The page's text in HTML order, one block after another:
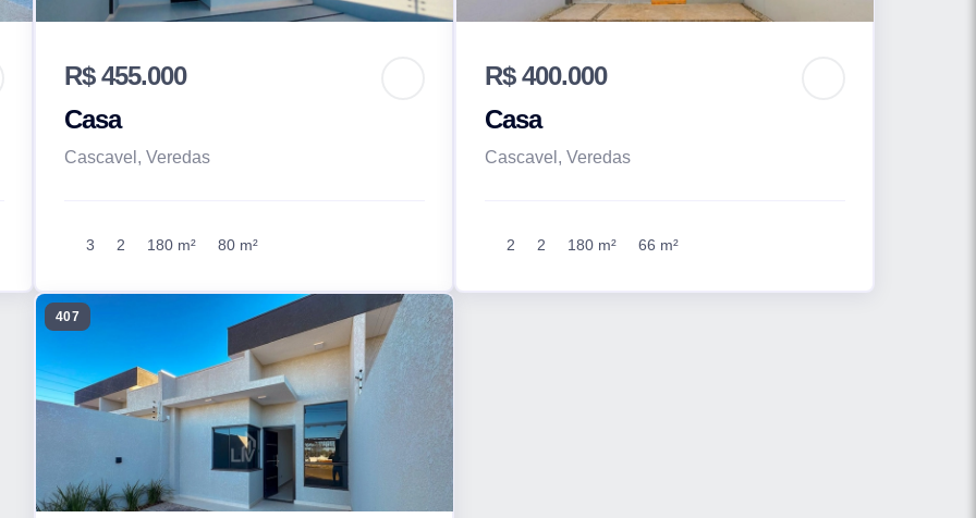
R$ 455.000
Casa
Cascavel, Veredas
3 2 180 m² 80 m²
R$ 400.000
Casa
Cascavel, Veredas
2 2 180 m² 66 m²
407